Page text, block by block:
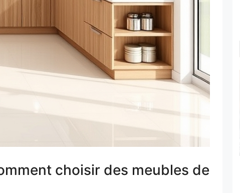
choisir des meubles de